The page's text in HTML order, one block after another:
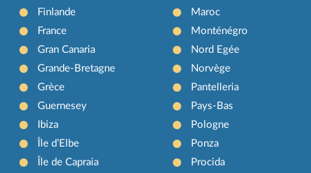
Finlande
France
Gran Canaria
Grande-Bretagne
Grèce
Guernesey
Ibiza
Île d’Elbe
Île de Capraia
Maroc
Monténégro
Nord Egée
Norvège
Pantelleria
Pays-Bas
Pologne
Ponza
Procida